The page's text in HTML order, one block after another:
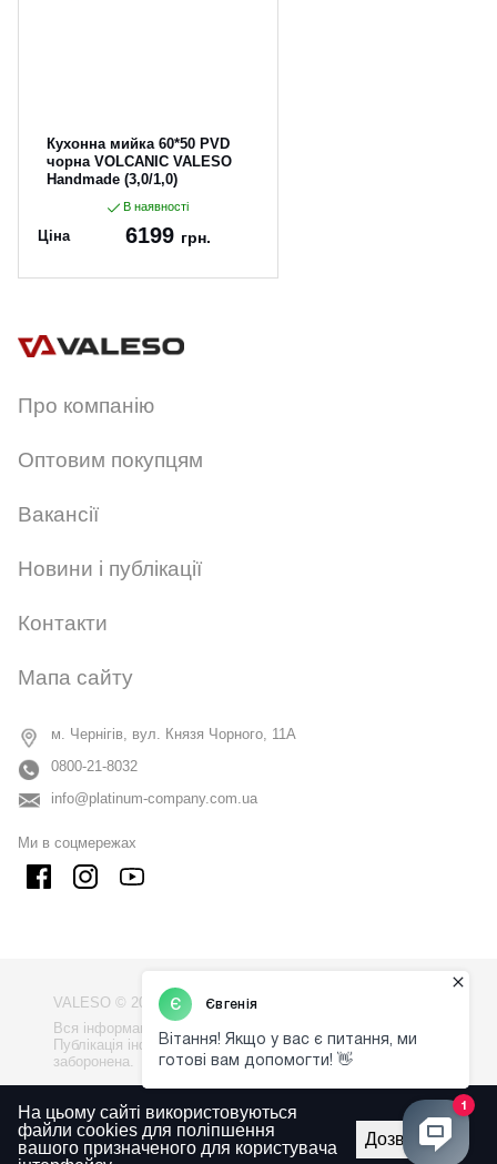
Кухонна мийка 60*50 PVD
чорна VOLCANIC VALESO
Handmade (3,0/1,0)
В наявності
Ціна 6199 грн.
Про компанію
Оптовим покупцям
Вакансії
Новини і публікації
Контакти
Мапа сайту
м. Чернігів, вул. Князя Чорного, 11А
0800-21-8032
info@platinum-company.com.ua
Ми в соцмережах
VALESO © 2009 - 2026
Вся інформація на сайті - власність компанії "VALESO".
Публікація інформації з сайту без узгодження
заборонена.
Правила використаня сайту
На цьому сайті використовуються
файли cookies для поліпшення
вашого призначеного для користувача
Дозволити